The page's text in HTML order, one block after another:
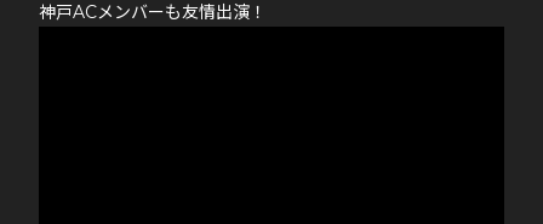
神戸ACメンバーも友情出演！